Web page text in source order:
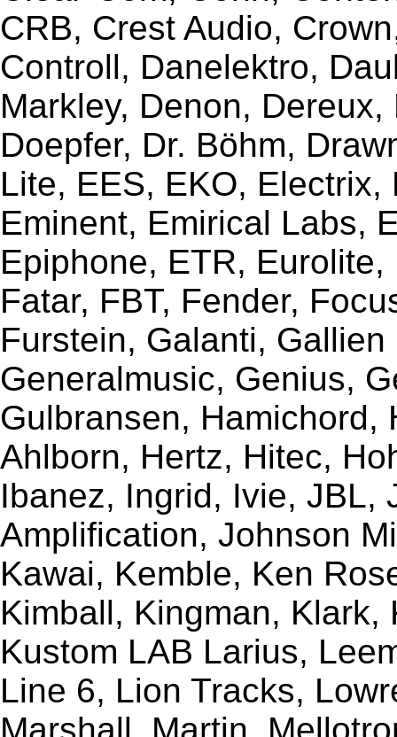
CRB, Crest Audio,
Controll, Danelektro,
Markley, Denon,
Doepfer, Dr. Böhm,
Lite, EES, EKO,
Eminent, Emirical Labs,
Epiphone, ETR,
Fatar, FBT, Fender,
Furstein, Galanti,
Generalmusic, Genius,
Gulbransen, Hamichord,
Ahlborn, Hertz, Hitec,
Ibanez, Ingrid, Ivie, JBL,
Amplification, Johnson
Kawai, Kemble, Ken
Kimball, Kingman,
Kustom LAB Larius,
Line 6, Lion Tracks,